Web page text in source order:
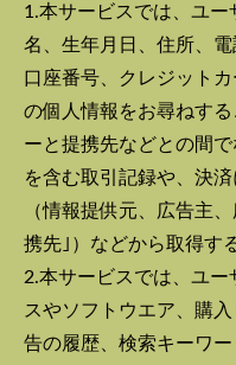
1.本サービスでは、ユ
名、生年月日、住所、
口座番号、クレジット
の個人情報をお尋ねす
ーと提携先などとの間
を含む取引記録や、決
（情報提供元、広告主
携先｣）などから取得す
2.本サービスでは、ユ
スやソフトウエア、購
告の履歴、検索キーワ